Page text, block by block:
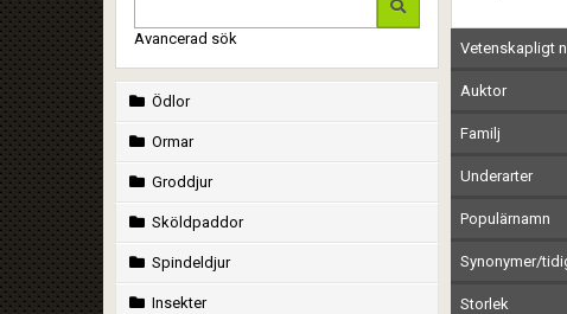
Avancerad sök
Ödlor
Ormar
Groddjur
Sköldpaddor
Spindeldjur
Insekter
Vetenskapligt
Auktor
Familj
Underarter
Populärnamn
Synonymer/
Storlek